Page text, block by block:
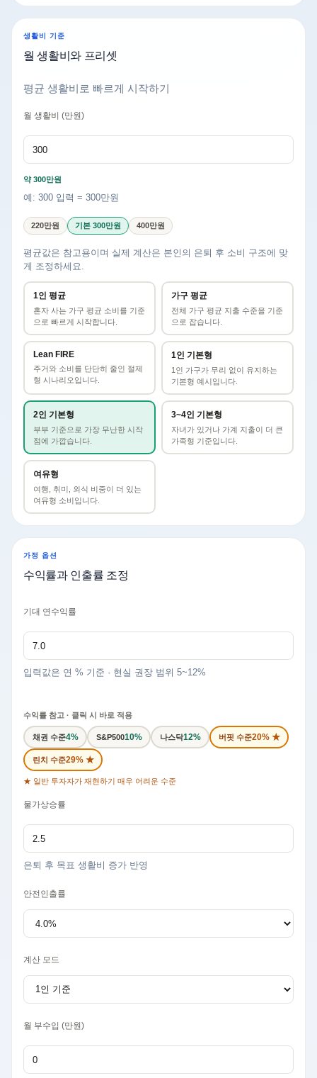
생활비 기준
월 생활비와 프리셋
평균 생활비로 빠르게 시작하기
월 생활비 (만원)
약 300만원
예: 300 입력 = 300만원
220만원 기본 300만원 400만원
평균값은 참고용이며 실제 계산은 본인의 은퇴 후 소비 구조에 맞
게 조정하세요.
1인 평균
혼자 사는 가구 평균 소비를 기준
으로 빠르게 시작합니다.
가구 평균
전체 가구 평균 지출 수준을 기준
으로 잡습니다.
Lean FIRE
주거와 소비를 단단히 줄인 절제
형 시나리오입니다.
1인 기본형
1인 가구가 무리 없이 유지하는
기본형 예시입니다.
2인 기본형
부부 기준으로 가장 무난한 시작
점에 가깝습니다.
3~4인 기본형
자녀가 있거나 가계 지출이 더 큰
가족형 기준입니다.
여유형
여행, 취미, 외식 비중이 더 있는
여유형 소비입니다.
가정 옵션
수익률과 인출률 조정
기대 연수익률
입력값은 연 % 기준 · 현실 권장 범위 5~12%
수익률 참고 · 클릭 시 바로 적용
채권 수준4% S&P50010% 나스닥12% 버핏 수준20% ★
린치 수준29% ★
★ 일반 투자자가 재현하기 매우 어려운 수준
물가상승률
은퇴 후 목표 생활비 증가 반영
안전인출률
계산 모드
월 부수입 (만원)